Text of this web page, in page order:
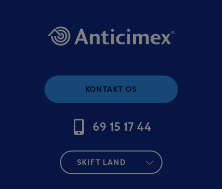
KONTAKT OS
69 15 17 44
SKIFT LAND